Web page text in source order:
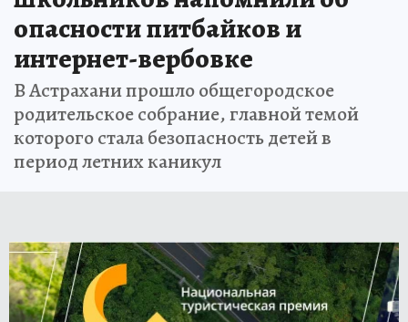
опасности питбайков и
интернет-вербовке
В Астрахани прошло общегородское
родительское собрание, главной темой
которого стала безопасность детей в
период летних каникул